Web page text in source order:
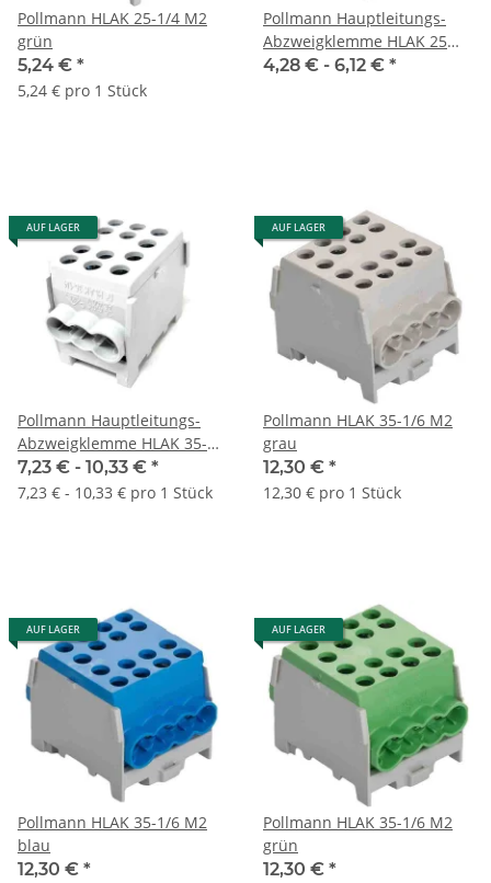
Pollmann HLAK 25-1/4 M2
grün
5,24 € *
5,24 € pro 1 Stück
Pollmann Hauptleitungs-
Abzweigklemme HLAK 25
1/6 M2 (Alle Farben)
4,28 € - 6,12 € *
AUF LAGER
Pollmann Hauptleitungs-
Abzweigklemme HLAK 35-
1/4 M2 (Alle Farben)
7,23 € - 10,33 € *
7,23 € - 10,33 € pro 1 Stück
AUF LAGER
Pollmann HLAK 35-1/6 M2
grau
12,30 € *
12,30 € pro 1 Stück
AUF LAGER
Pollmann HLAK 35-1/6 M2
blau
12,30 € *
AUF LAGER
Pollmann HLAK 35-1/6 M2
grün
12,30 € *